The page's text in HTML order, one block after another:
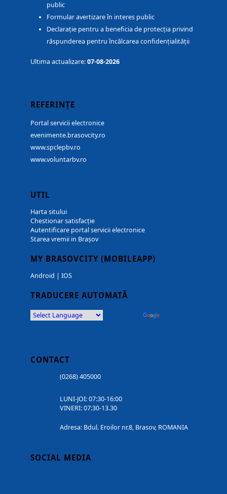
public
Formular avertizare în interes public
Declarație pentru a beneficia de protecția privind
răspunderea pentru încălcarea confidențialității
Ultima actualizare:07-08-2026
REFERINȚE
Portal servicii electronice
evenimente.brasovcity.ro
www.spclepbv.ro
www.voluntarbv.ro
UTIL
Harta sitului
Chestionar satisfacție
Autentificare portal servicii electronice
Starea vremii in Brașov
MY BRASOVCITY (MOBILEAPP)
Android | IOS
TRADUCERE AUTOMATĂ
CONTACT
(0268) 405000
LUNI-JOI: 07:30-16:00
VINERI: 07:30-13.30
Adresa: Bdul. Eroilor nr.8, Brasov, ROMANIA
SOCIAL MEDIA